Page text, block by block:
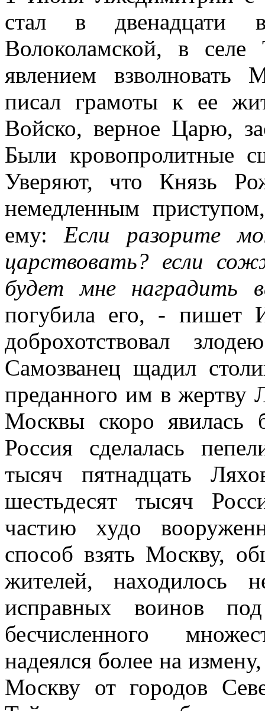
стал в двенадцати
Волоколамской, в
явлением взволновать
писал грамоты к ее
Войско, верное Царю,
Были кровопролитные
Уверяют, что Князь
немедленным
ему: Если разорите
царствовать? если
будет мне наградить
погубила его, - пишет
доброхотствовал
Самозванец щадил
преданного им в жертву
Москвы скоро явилась
Россия сделалась
тысяч пятнадцать
шестьдесят тысяч
частию худо
способ взять Москву,
жителей, находилось
исправных воинов
бесчисленного
надеялся более на
Москву от городов